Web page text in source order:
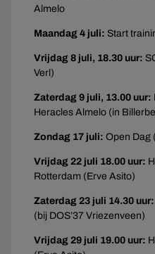
Almelo
Maandag 4 juli: Start
Vrijdag 8 juli, 18.30 uur:
Verl)
Zaterdag 9 juli, 13.00 uur:
Heracles Almelo (in
Zondag 17 juli: Open Dag
Vrijdag 22 juli 18.00 uur:
Rotterdam (Erve Asito)
Zaterdag 23 juli 14.30 uur:
(bij DOS’37 Vriezenveen)
Vrijdag 29 juli 19.00 uur: